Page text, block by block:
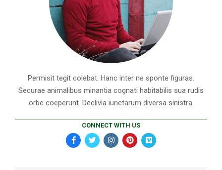
Permisit tegit colebat. Hanc inter ne sponte figuras.
Securae animalibus minantia cognati habitabilis sua rudis
orbe coeperunt. Declivia iunctarum diversa sinistra.
CONNECT WITH US